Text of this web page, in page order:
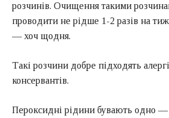
розчинів. Очищення такими
проводити не рідше 1-2 разів на
— хоч щодня.
Такі розчини добре підходять
консервантів.
Пероксидні рідини бувають одно —